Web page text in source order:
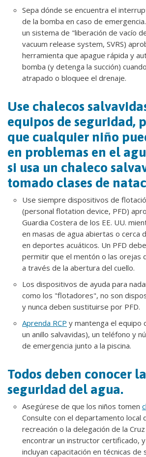
Sepa dónde se encuentra el
de la bomba en caso de
un sistema de "liberación de vacío
vacuum release system, SVRS)
herramienta que apague rápida y
bomba (y detenga la succión)
atrapado o bloquee el drenaje.
Use chalecos
equipos de seguridad,
que cualquier niño
en problemas en el
si usa un chaleco
tomado clases de
Use siempre dispositivos de
(personal flotation device, PFD)
Guardia Costera de los EE. UU.
en masas de agua abiertas o cerca
en deportes acuáticos. Un PFD
permitir que el mentón o las orejas
a través de la abertura del cuello.
Los dispositivos de ayuda para
como los "flotadores", no son
y nunca deben sustituirse por PFD.
Aprenda RCP y mantenga el equipo
un anillo salvavidas), un teléfono y
de emergencia junto a la piscina.
Todos deben conocer
seguridad del agua.
Asegúrese de que los niños tomen
Consulte con el departamento local
recreación o la delegación de la
encontrar un instructor certificado,
incluyan capacitación en técnicas de